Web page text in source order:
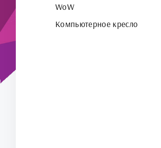
WoW
Компьютерное кресло